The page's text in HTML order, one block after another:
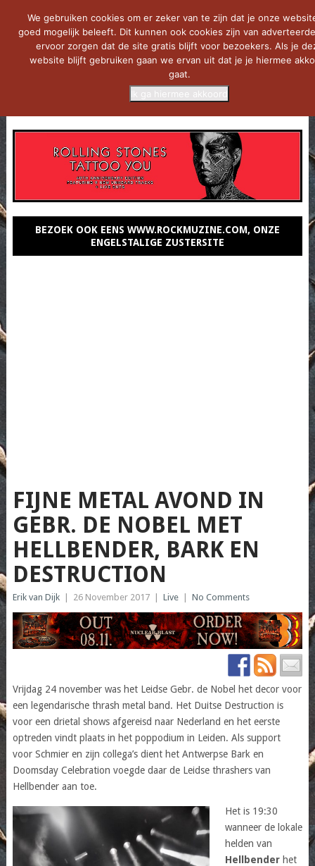
BEZOEK OOK EENS WWW.ROCKMUZINE.COM, ONZE
ENGELSTALIGE ZUSTERSITE
FIJNE METAL AVOND IN
GEBR. DE NOBEL MET
HELLBENDER, BARK EN
DESTRUCTION
Erik van Dijk 26 November 2017 Live No Comments
Vrijdag 24 november was het Leidse Gebr. de Nobel het decor voor
een legendarische thrash metal band. Het Duitse Destruction is
voor een drietal shows afgereisd naar Nederland en het eerste
optreden vindt plaats in het poppodium in Leiden. Als support
voor Schmier en zijn collega’s dient het Antwerpse Bark en
Doomsday Celebration voegde daar de Leidse thrashers van
Hellbender aan toe.
Het is 19:30
wanneer de lokale
helden van
Hellbenderhet
We gebruiken cookies om er zeker van te zijn dat je onze
goed mogelijk beleeft. Dit kunnen ook cookies zijn van
ervoor zorgen dat de site gratis blijft voor bezoekers. Als je
website blijft gebruiken gaan we ervan uit dat je je hiermee
gaat.
Ik ga hiermee akkoord